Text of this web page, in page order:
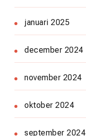
januari 2025
december 2024
november 2024
oktober 2024
september 2024